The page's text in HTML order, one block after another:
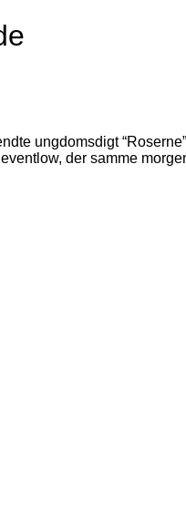
ungdomsdigt
der samme